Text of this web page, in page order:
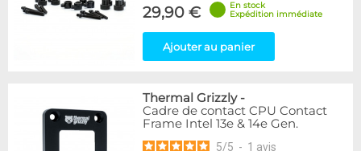
29,90 €
En stock
Expédition immédiate
Ajouter au panier
Thermal Grizzly-
Cadre de contact CPU Contact
Frame Intel 13e & 14e Gen.
5/5 - 1 avis